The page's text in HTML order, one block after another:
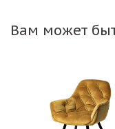
Вам может